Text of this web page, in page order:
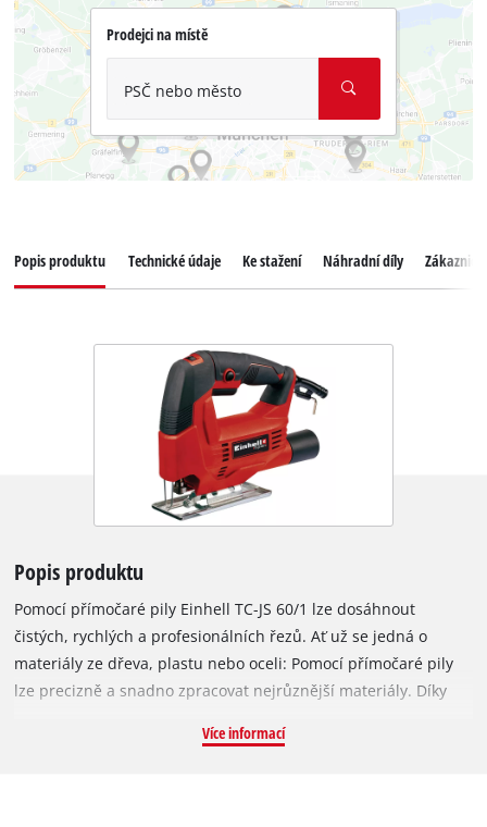
Prodejci na místě
PSČ nebo město
Popis produktu Technické údaje Ke stažení Náhradní díly
Popis produktu
Pomocí přímočaré pily Einhell TC-JS 60/1 lze dosáhnout
čistých, rychlých a profesionálních řezů. Ať už se jedná o
materiály ze dřeva, plastu nebo oceli: Pomocí přímočaré pily
lze precizně a snadno zpracovat nejrůznější materiály. Díky
vybavením pro řezání v domě, dílně a garáži. U dřeva činí max.
Více informací